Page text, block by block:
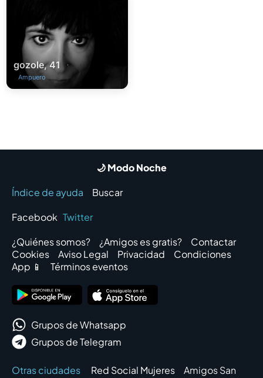
gozole, 41
Ampuero
🌙 Modo Noche
Índice de ayuda
Buscar
Facebook Twitter
¿Quiénes somos?
¿Amigos es gratis?
Contactar
Cookies
Aviso Legal Privacidad
Condiciones
App 📱
Términos eventos
Grupos de Whatsapp
Grupos de Telegram
Otras ciudades Red Social Mujeres
Amigos San